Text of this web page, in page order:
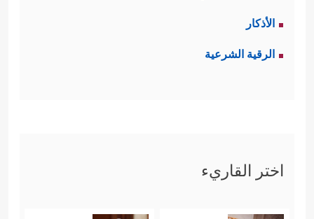
الأذكار
الرقية الشرعية
اختر القاريء